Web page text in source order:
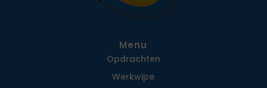
Menu
Opdrachten
Werkwijze